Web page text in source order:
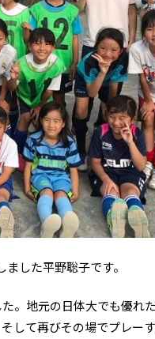
した平野聡子です。
。地元の日体大でも優れ
して再びその場でプレー